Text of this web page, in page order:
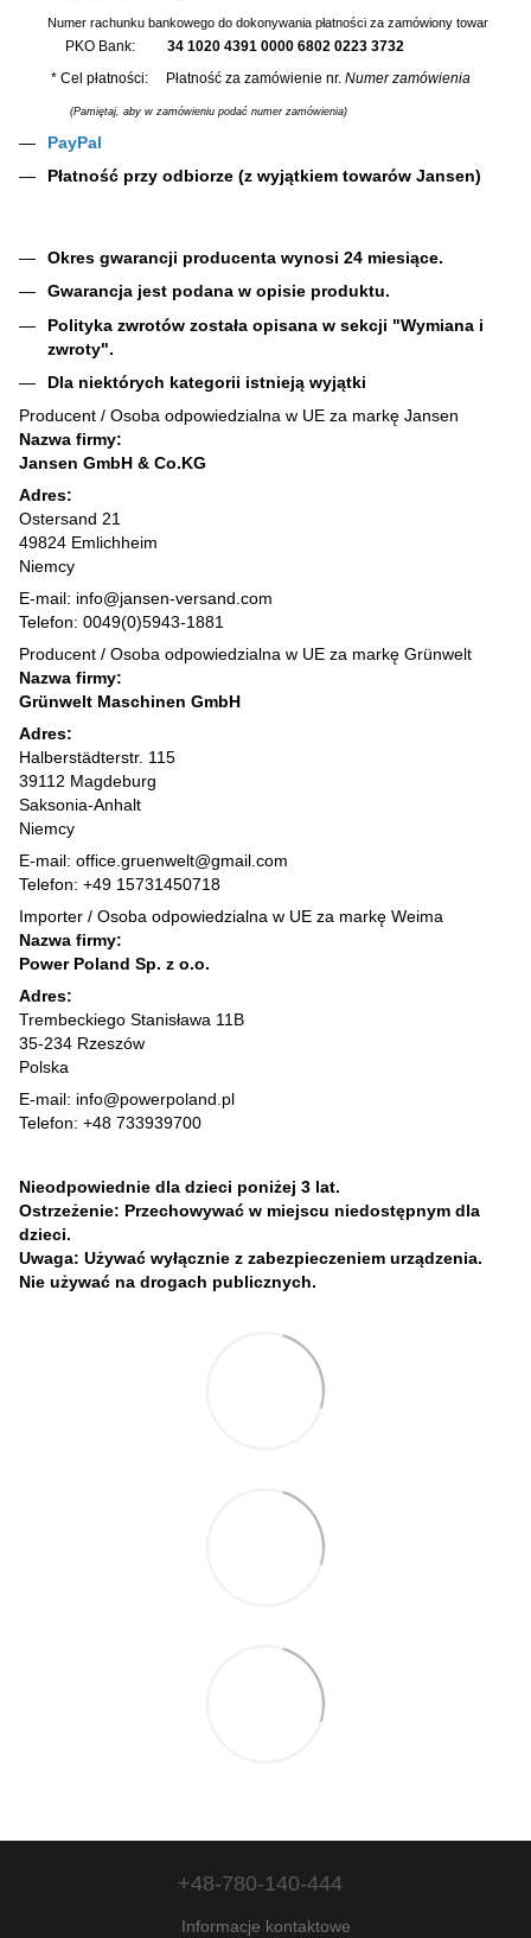
Numer rachunku bankowego do dokonywania płatności za zamówiony towar
PKO Bank: 34 1020 4391 0000 6802 0223 3732
* Cel płatności: Płatność za zamówienie nr. Numer zamówienia
(Pamiętaj, aby w zamówieniu podać numer zamówienia)
PayPal
Płatność przy odbiorze (z wyjątkiem towarów Jansen)
Okres gwarancji producenta wynosi 24 miesiące.
Gwarancja jest podana w opisie produktu.
Polityka zwrotów została opisana w sekcji "Wymiana i
zwroty".
Dla niektórych kategorii istnieją wyjątki
Producent / Osoba odpowiedzialna w UE za markę Jansen
Nazwa firmy:
Jansen GmbH & Co.KG
Adres:
Ostersand 21
49824 Emlichheim
Niemcy
E-mail: info@jansen-versand.com
Telefon: 0049(0)5943-1881
Producent / Osoba odpowiedzialna w UE za markę Grünwelt
Nazwa firmy:
Grünwelt Maschinen GmbH
Adres:
Halberstädterstr. 115
39112 Magdeburg
Saksonia-Anhalt
Niemcy
E-mail: office.gruenwelt@gmail.com
Telefon: +49 15731450718
Importer / Osoba odpowiedzialna w UE za markę Weima
Nazwa firmy:
Power Poland Sp. z o.o.
Adres:
Trembeckiego Stanisława 11B
35-234 Rzeszów
Polska
E-mail: info@powerpoland.pl
Telefon: +48 733939700
Nieodpowiednie dla dzieci poniżej 3 lat.
Ostrzeżenie: Przechowywać w miejscu niedostępnym dla
dzieci.
Uwaga: Używać wyłącznie z zabezpieczeniem urządzenia.
Nie używać na drogach publicznych.
+48-780-140-444
Informacje kontaktowe